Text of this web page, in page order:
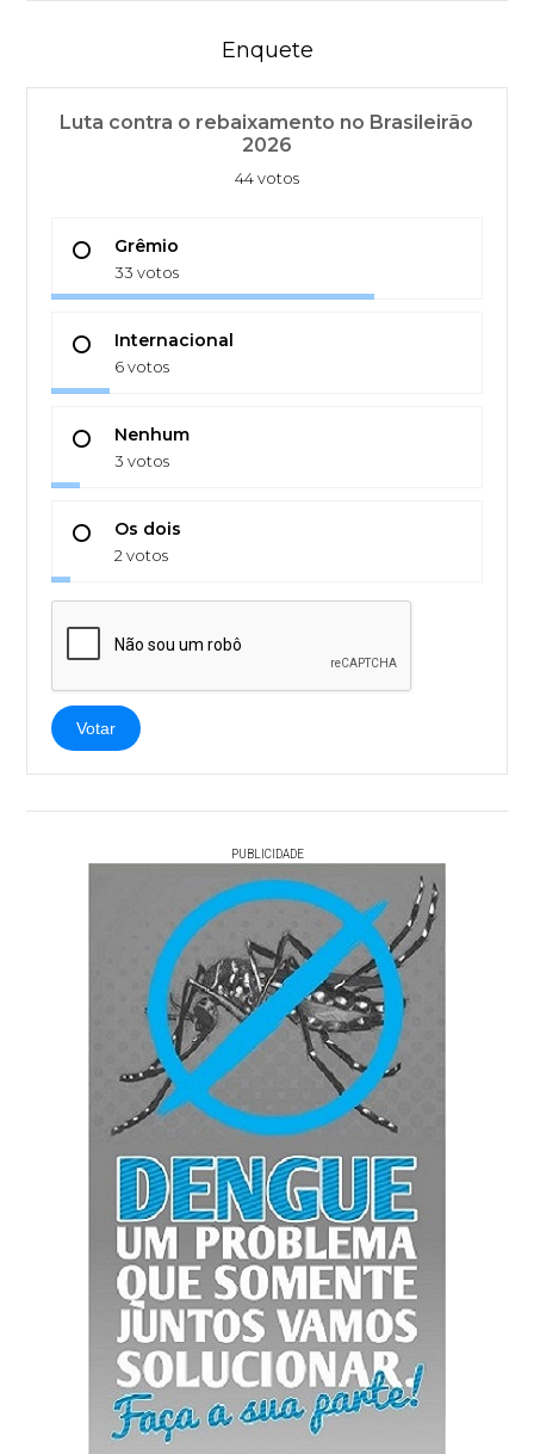
Enquete
Luta contra o rebaixamento no Brasileirão
2026
44 votos
Grêmio
33 votos
Internacional
6 votos
Nenhum
3 votos
Os dois
2 votos
Votar
PUBLICIDADE